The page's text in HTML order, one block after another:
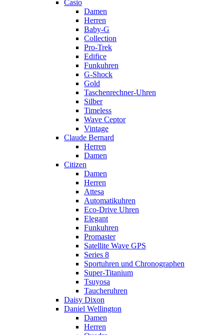
Casio
Damen
Herren
Baby-G
Collection
Pro-Trek
Edifice
Funkuhren
G-Shock
Gold
Taschenrechner-Uhren
Silber
Timeless
Wave Ceptor
Vintage
Claude Bernard
Herren
Damen
Citizen
Damen
Herren
Attesa
Automatikuhren
Eco-Drive Uhren
Elegant
Funkuhren
Promaster
Satellite Wave GPS
Series 8
Sportuhren und Chronographen
Super-Titanium
Tsuyosa
Taucheruhren
Daisy Dixon
Daniel Wellington
Damen
Herren